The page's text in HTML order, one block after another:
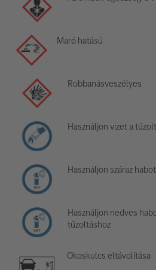
Maró hatású
Robbanásveszélyes
Használjon vizet a
Használjon száraz
Használjon nedves
tűzoltáshoz
Okoskulcs eltávolítása